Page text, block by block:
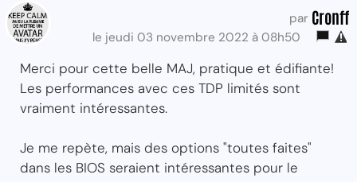
par Cronff
le jeudi 03 novembre 2022 à 08h50
Merci pour cette belle MAJ, pratique et édifiante!
Les performances avec ces TDP limités sont
vraiment intéressantes.
Je me repète, mais des options "toutes faites"
dans les BIOS seraient intéressantes pour le